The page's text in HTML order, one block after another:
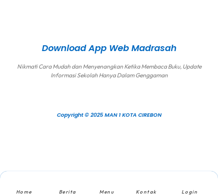
Download App Web Madrasah
Nikmati Cara Mudah dan Menyenangkan Ketika Membaca Buku, Update
Informasi Sekolah Hanya Dalam Genggaman
Copyright © 2025 MAN 1 KOTA CIREBON
Home Berita Menu Kontak Login